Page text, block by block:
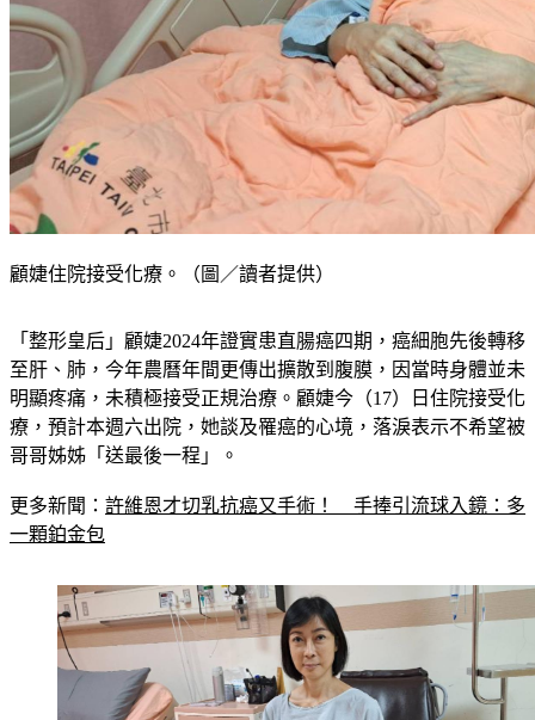
顧婕住院接受化療。（圖／讀者提供）
「整形皇后」顧婕2024年證實患直腸癌四期，癌細胞先後轉移
至肝、肺，今年農曆年間更傳出擴散到腹膜，因當時身體並未
明顯疼痛，未積極接受正規治療。顧婕今（17）日住院接受化
療，預計本週六出院，她談及罹癌的心境，落淚表示不希望被
哥哥姊姊「送最後一程」。
更多新聞： 許維恩才切乳抗癌又手術！　手捧引流球入鏡：多
一顆鉑金包